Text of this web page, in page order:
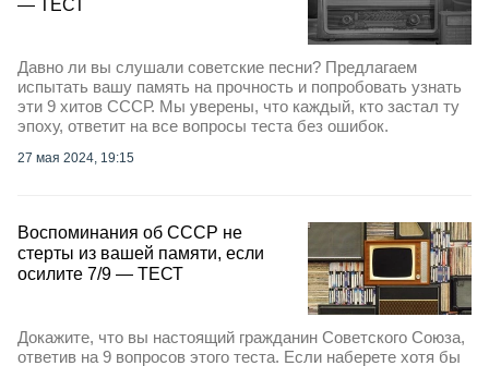
— ТЕСТ
Давно ли вы слушали советские песни? Предлагаем
испытать вашу память на прочность и попробовать узнать
эти 9 хитов СССР. Мы уверены, что каждый, кто застал ту
эпоху, ответит на все вопросы теста без ошибок.
27 мая 2024, 19:15
Воспоминания об СССР не
стерты из вашей памяти, если
осилите 7/9 — ТЕСТ
Докажите, что вы настоящий гражданин Советского Союза,
ответив на 9 вопросов этого теста. Если наберете хотя бы